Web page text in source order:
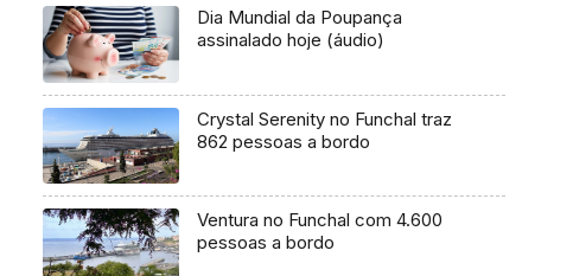
Dia Mundial da Poupança
assinalado hoje (áudio)
Crystal Serenity no Funchal traz
862 pessoas a bordo
Ventura no Funchal com 4.600
pessoas a bordo